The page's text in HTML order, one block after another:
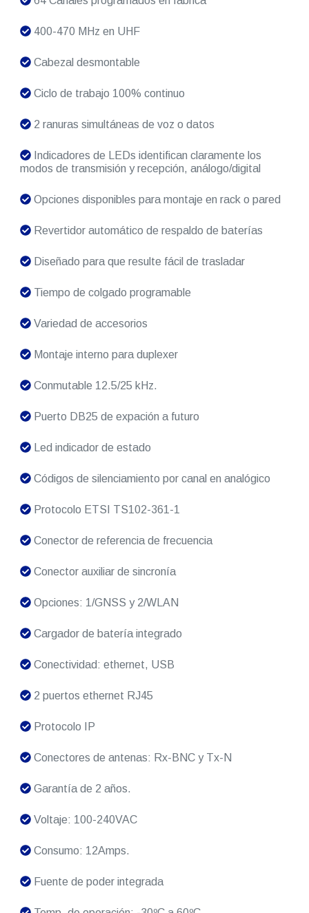
400-470 MHz en UHF
Cabezal desmontable
Ciclo de trabajo 100% continuo
2 ranuras simultáneas de voz o datos
Indicadores de LEDs identifican claramente los
modos de transmisión y recepción, análogo/digital
Opciones disponibles para montaje en rack o pared
Revertidor automático de respaldo de baterías
Diseñado para que resulte fácil de trasladar
Tiempo de colgado programable
Variedad de accesorios
Montaje interno para duplexer
Conmutable 12.5/25 kHz.
Puerto DB25 de expación a futuro
Led indicador de estado
Códigos de silenciamiento por canal en analógico
Protocolo ETSI TS102-361-1
Conector de referencia de frecuencia
Conector auxiliar de sincronía
Opciones: 1/GNSS y 2/WLAN
Cargador de batería integrado
Conectividad: ethernet, USB
2 puertos ethernet RJ45
Protocolo IP
Conectores de antenas: Rx-BNC y Tx-N
Garantía de 2 años.
Voltaje: 100-240VAC
Consumo: 12Amps.
Fuente de poder integrada